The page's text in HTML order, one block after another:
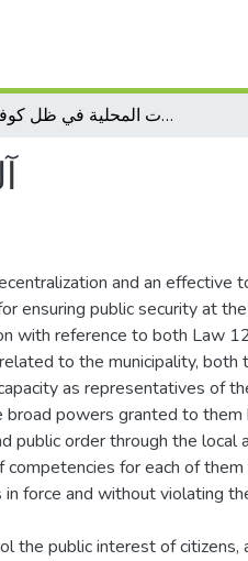
آليات ادارة الجماعات المحلية في ظل كوفيد 19
and an effective
ensuring public security at
with reference to both Law
to the municipality, both
as representatives of
powers granted to them
public order through the local
for each of them
force and without violating
the public interest of citizens,